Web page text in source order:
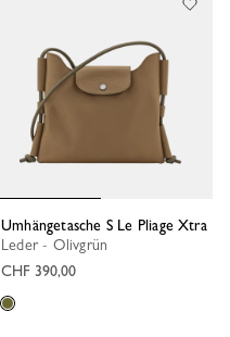
Umhängetasche S Le Pliage Xtra
Leder - Olivgrün
CHF 390,00